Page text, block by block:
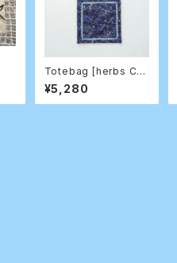
Totebag [herbs Cor
nflower]
¥5,280